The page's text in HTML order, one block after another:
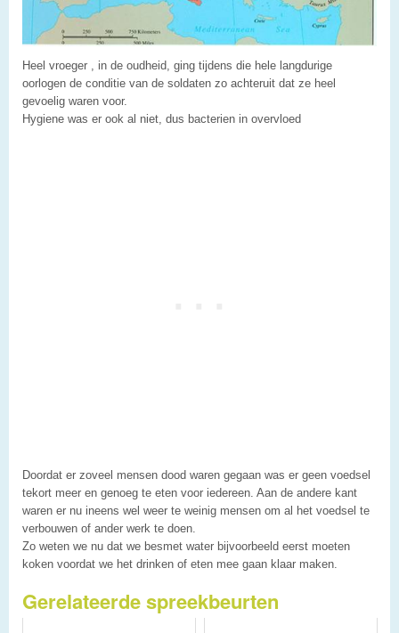
Heel vroeger , in de oudheid, ging tijdens die hele langdurige
oorlogen de conditie van de soldaten zo achteruit dat ze heel
gevoelig waren voor.
Hygiene was er ook al niet, dus bacterien in overvloed
Doordat er zoveel mensen dood waren gegaan was er geen voedsel
tekort meer en genoeg te eten voor iedereen. Aan de andere kant
waren er nu ineens wel weer te weinig mensen om al het voedsel te
verbouwen of ander werk te doen.
Zo weten we nu dat we besmet water bijvoorbeeld eerst moeten
koken voordat we het drinken of eten mee gaan klaar maken.
Gerelateerde spreekbeurten